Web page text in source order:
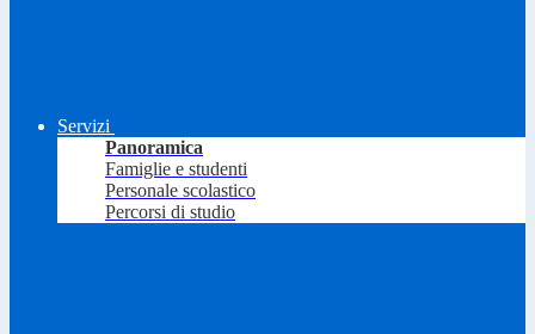
Servizi
Panoramica
Famiglie e studenti
Personale scolastico
Percorsi di studio